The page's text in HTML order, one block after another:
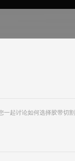
起讨论如何选择胶带切